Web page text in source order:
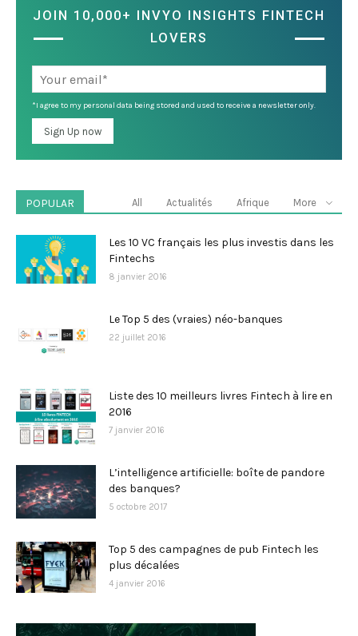
JOIN 10,000+ INVYO INSIGHTS FINTECH
LOVERS
*I agree to my personal data being stored and used to receive a newsletter only.
POPULAR All Actualités Afrique More
Les 10 VC français les plus investis dans les
Fintechs
8 janvier 2016
Le Top 5 des (vraies) néo-banques
22 juillet 2016
Liste des 10 meilleurs livres Fintech à lire en
2016
7 janvier 2016
L’intelligence artificielle: boîte de pandore
des banques?
5 octobre 2017
Top 5 des campagnes de pub Fintech les
plus décalées
4 janvier 2016